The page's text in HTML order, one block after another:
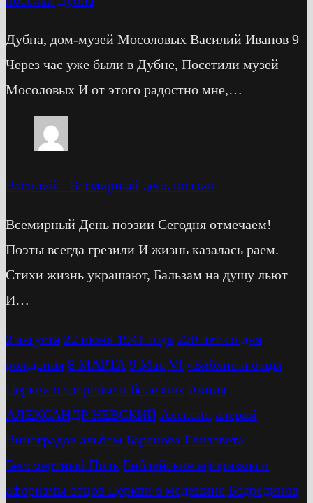
Дубна, дом-музей Мосоловых Василий Иванов 9
Через час уже были в Дубне, Посетили музей
Мосоловых И от этого радостно мне,…
Василий - Всемирный день поэзии
Всемирный День поэзии Сегодня отмечаем!
Поэты всегда грезили И жизнь казалась раем.
Стихи жизнь украшают, Бальзам на душу льют
И…
2 августа 22 июня 1941 года 220 лет со дня
рождения 8 МАРТА 9 Мая Vf »Библия и отцы
Церкви о здоровье и болезнях Акция
АЛЕКСАНДР НЕВСКИЙ Алексин алерий
Виноградов альбом Баранова Елизавета
Бессмертный Полк Библейские афоризмы и
афоризмы отцов Церкви о медицине Бодрединов